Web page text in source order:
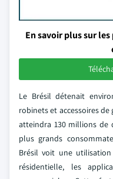
En savoir plus sur
Le Brésil détenait
robinets et accessoires
atteindra 130 millions de
plus grands
Brésil voit une
résidentielle, les